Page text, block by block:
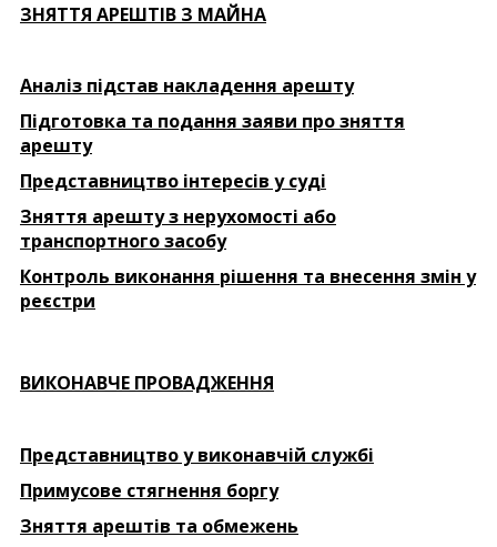
ЗНЯТТЯ АРЕШТІВ З МАЙНА
Аналіз підстав накладення арешту
Підготовка та подання заяви про зняття
арешту
Представництво інтересів у суді
Зняття арешту з нерухомості або
транспортного засобу
Контроль виконання рішення та внесення змін у
реєстри
ВИКОНАВЧЕ ПРОВАДЖЕННЯ
Представництво у виконавчій службі
Примусове стягнення боргу
Зняття арештів та обмежень